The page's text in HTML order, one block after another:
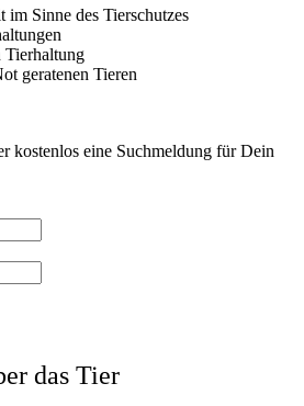
Sinne des Tierschutzes
Tierhaltung
geratenen Tieren
kostenlos eine Suchmeldung für Dein
das Tier